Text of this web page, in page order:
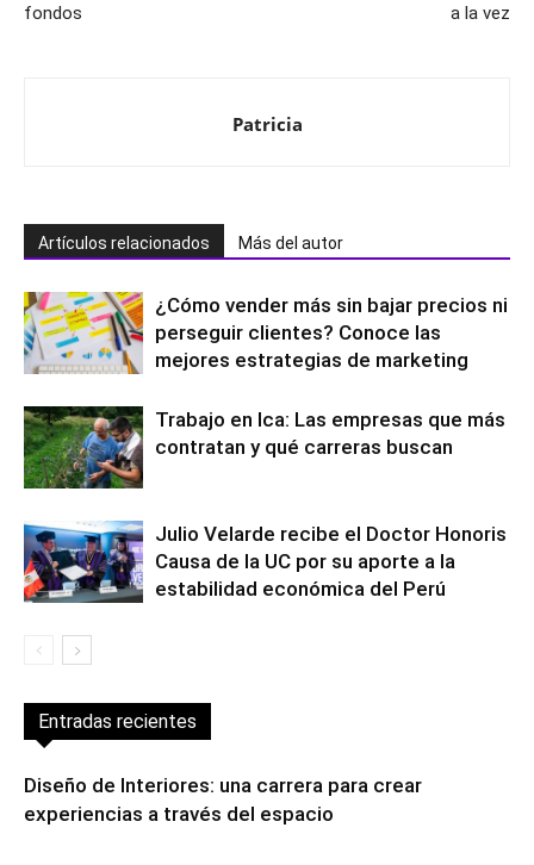
fondos
a la vez
Patricia
Artículos relacionados Más del autor
¿Cómo vender más sin bajar precios ni
perseguir clientes? Conoce las
mejores estrategias de marketing
Trabajo en Ica: Las empresas que más
contratan y qué carreras buscan
Julio Velarde recibe el Doctor Honoris
Causa de la UC por su aporte a la
estabilidad económica del Perú
Entradas recientes
Diseño de Interiores: una carrera para crear
experiencias a través del espacio